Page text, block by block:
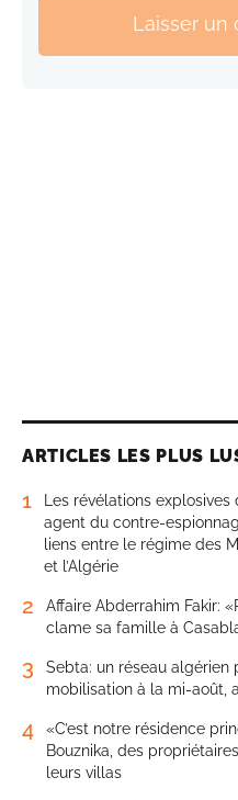
Laisser un
ARTICLES LES PLUS
1
Les révélations
agent du contre-
liens entre le régime des
et l’Algérie
2
Affaire Abderrahim Fakir:
clame sa famille à
3
Sebta: un réseau algérien
mobilisation à la mi-août,
4
«C’est notre résidence
Bouznika, des
leurs villas